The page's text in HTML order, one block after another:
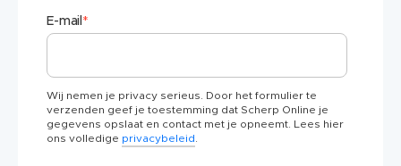
E-mail *
Wij nemen je privacy serieus. Door het formulier te
verzenden geef je toestemming dat Scherp Online je
gegevens opslaat en contact met je opneemt. Lees hier
ons volledige privacybeleid